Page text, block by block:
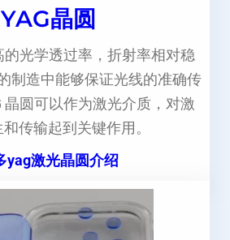
YAG晶圆
的光学透过率，折射率相对稳
制造中能够保证光线的准确传
晶圆可以作为激光介质，对激
传输起到关键作用。
yag激光晶圆介绍